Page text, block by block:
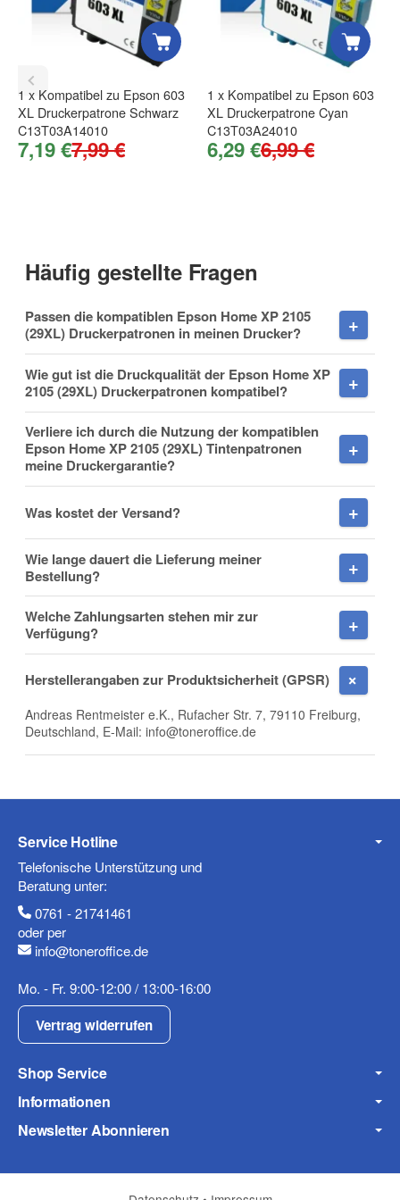
Nachname
Firma
Telefon
Fax
Frage zum Artikel
Datenschutzerklärung
Frage abschicken
1 x Kompatibel zu Epson 603
XL Druckerpatrone Schwarz
C13T03A14010
7,19 €7,99 €
1 x Kompatibel zu Epson 603
XL Druckerpatrone Cyan
C13T03A24010
6,29 €6,99 €
Häufig gestellte Fragen
Passen die kompatiblen Epson Home XP 2105
(29XL) Druckerpatronen in meinen Drucker?
Wie gut ist die Druckqualität der Epson Home XP
2105 (29XL) Druckerpatronen kompatibel?
Verliere ich durch die Nutzung der kompatiblen
Epson Home XP 2105 (29XL) Tintenpatronen
meine Druckergarantie?
Was kostet der Versand?
Wie lange dauert die Lieferung meiner
Bestellung?
Welche Zahlungsarten stehen mir zur
Verfügung?
Herstellerangaben zur Produktsicherheit (GPSR)
Andreas Rentmeister e.K., Rufacher Str. 7, 79110 Freiburg,
Deutschland, E-Mail: info@toneroffice.de
Service Hotline
Telefonische Unterstützung und
Beratung unter:
0761 - 21741461
oder per
info@toneroffice.de
Mo. - Fr. 9:00-12:00 / 13:00-16:00
Vertrag widerrufen
Shop Service
Informationen
Newsletter Abonnieren